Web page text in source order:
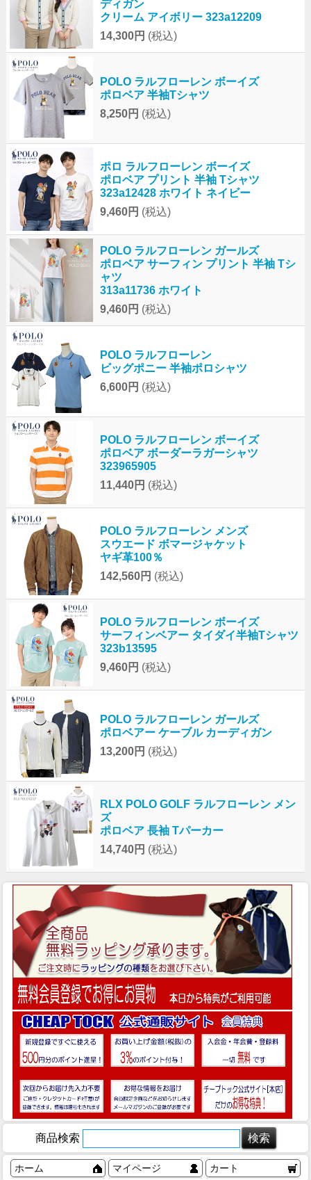
ディガン
クリーム アイボリー 323a12209
14,300円 (税込)
POLO ラルフローレン ボーイズ
ポロベア 半袖Tシャツ
8,250円 (税込)
ポロ ラルフローレン ボーイズ
ポロベア プリント 半袖 Tシャツ
323a12428 ホワイト ネイビー
9,460円 (税込)
POLO ラルフローレン ガールズ
ポロベア サーフィン プリント 半袖 Tシ
ャツ
313a11736 ホワイト
9,460円 (税込)
POLO ラルフローレン
ビッグポニー 半袖ポロシャツ
6,600円 (税込)
POLO ラルフローレン ボーイズ
ポロベア ボーダーラガーシャツ
323965905
11,440円 (税込)
POLO ラルフローレン メンズ
スウエード ボマージャケット
ヤギ革100％
142,560円 (税込)
POLO ラルフローレン ボーイズ
サーフィンベアー タイダイ半袖Tシャツ
323b13595
9,460円 (税込)
POLO ラルフローレン ガールズ
ポロベアー ケーブル カーディガン
13,200円 (税込)
RLX POLO GOLF ラルフローレン メン
ズ
ポロベア 長袖 Tパーカー
14,740円 (税込)
商品検索
ホーム マイページ カート